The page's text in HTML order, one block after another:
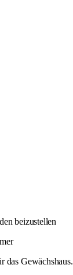
beizustellen
das Gewächshaus.